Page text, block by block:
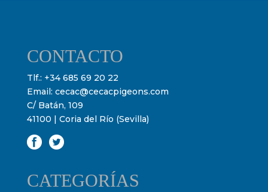
CONTACTO
Tlf.: +34 685 69 20 22
Email: cecac@cecacpigeons.com
C/ Batán, 109
41100 | Coria del Río (Sevilla)
CATEGORÍAS